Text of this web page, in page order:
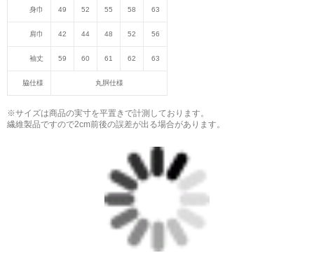
身巾 49 52 55 58 63
肩巾 42 44 48 52 56
袖丈 59 60 61 62 63
脇仕様 丸胴仕様
※サイズは商品の実寸を平置きで計測しております。
繊維製品ですので2cm前後の誤差が出る場合があります。